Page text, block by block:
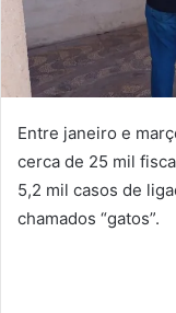
Entre janeiro e
cerca de 25 mil
5,2 mil casos de
chamados “gatos”.